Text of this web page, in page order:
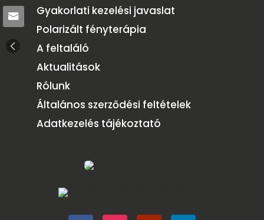
Gyakorlati kezelési javaslat
Polarizált fényterápia
A feltaláló
Aktualitások
Rólunk
Általános szerződési feltételek
Adatkezelés tájékoztató